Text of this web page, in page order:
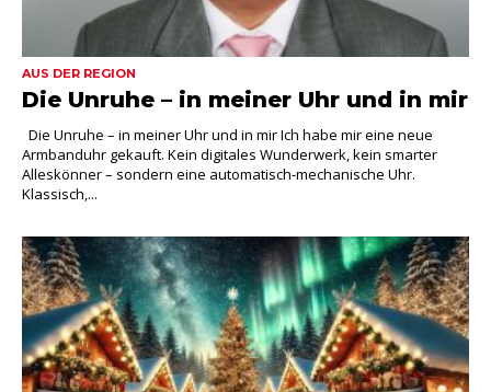
AUS DER REGION
Die Unruhe – in meiner Uhr und in mir
Die Unruhe – in meiner Uhr und in mir Ich habe mir eine neue
Armbanduhr gekauft. Kein digitales Wunderwerk, kein smarter
Alleskönner – sondern eine automatisch-mechanische Uhr.
Klassisch,...